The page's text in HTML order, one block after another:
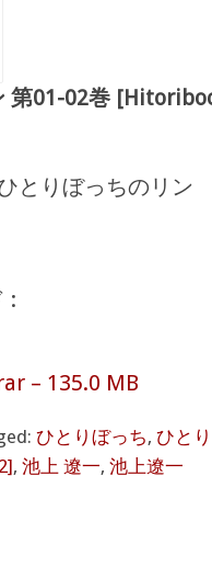
第01-02巻
とりぼっちのリン
:
– 135.0 MB
ひとりぼっち, ひと
, 池上 遼一, 池上遼一